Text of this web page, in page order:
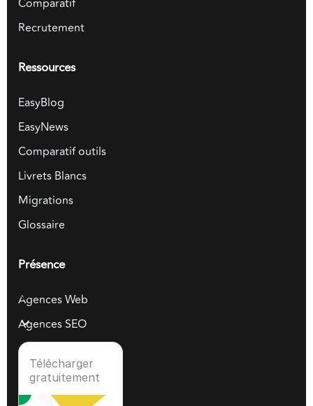
Comparatif
Recrutement
Ressources
EasyBlog
EasyNews
Comparatif outils
Livrets Blancs
Migrations
Glossaire
Présence
Agences Web
Agences SEO
Télécharger
gratuitement